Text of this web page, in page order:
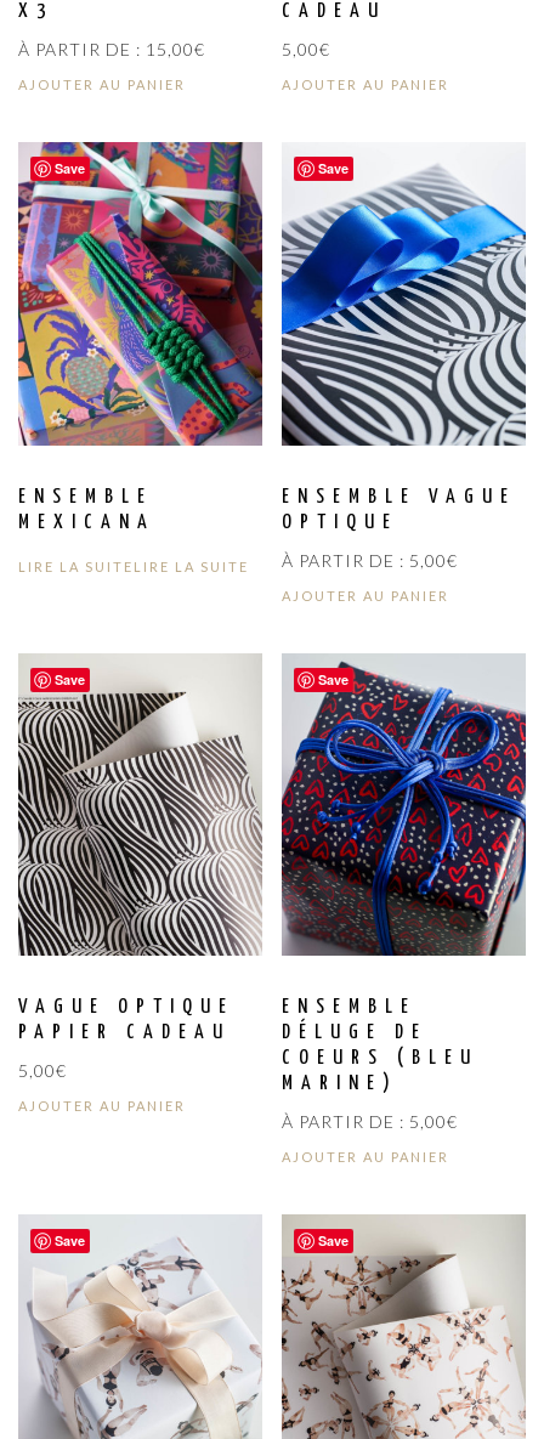
X3
À PARTIR DE : 15,00€
AJOUTER AU PANIER
CADEAU
5,00€
AJOUTER AU PANIER
Save
ENSEMBLE
MEXICANA
LIRE LA SUITE LIRE LA SUITE
Save
ENSEMBLE VAGUE
OPTIQUE
À PARTIR DE : 5,00€
AJOUTER AU PANIER
Save
VAGUE OPTIQUE
PAPIER CADEAU
5,00€
AJOUTER AU PANIER
Save
ENSEMBLE
DÉLUGE DE
COEURS (BLEU
MARINE)
À PARTIR DE : 5,00€
AJOUTER AU PANIER
Save Save